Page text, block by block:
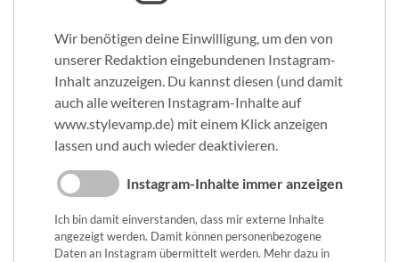
Wir benötigen deine Einwilligung, um den von
unserer Redaktion eingebundenen Instagram-
Inhalt anzuzeigen. Du kannst diesen (und damit
auch alle weiteren Instagram-Inhalte auf
www.stylevamp.de) mit einem Klick anzeigen
lassen und auch wieder deaktivieren.
Instagram-Inhalte immer anzeigen
Ich bin damit einverstanden, dass mir externe Inhalte
angezeigt werden. Damit können personenbezogene
Daten an Instagram übermittelt werden. Mehr dazu in